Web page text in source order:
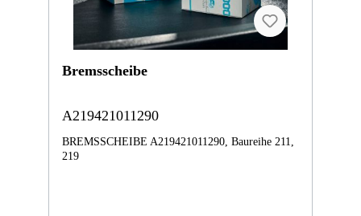
Bremsscheibe
A219421011290
BREMSSCHEIBE A219421011290, Baureihe 211,
219